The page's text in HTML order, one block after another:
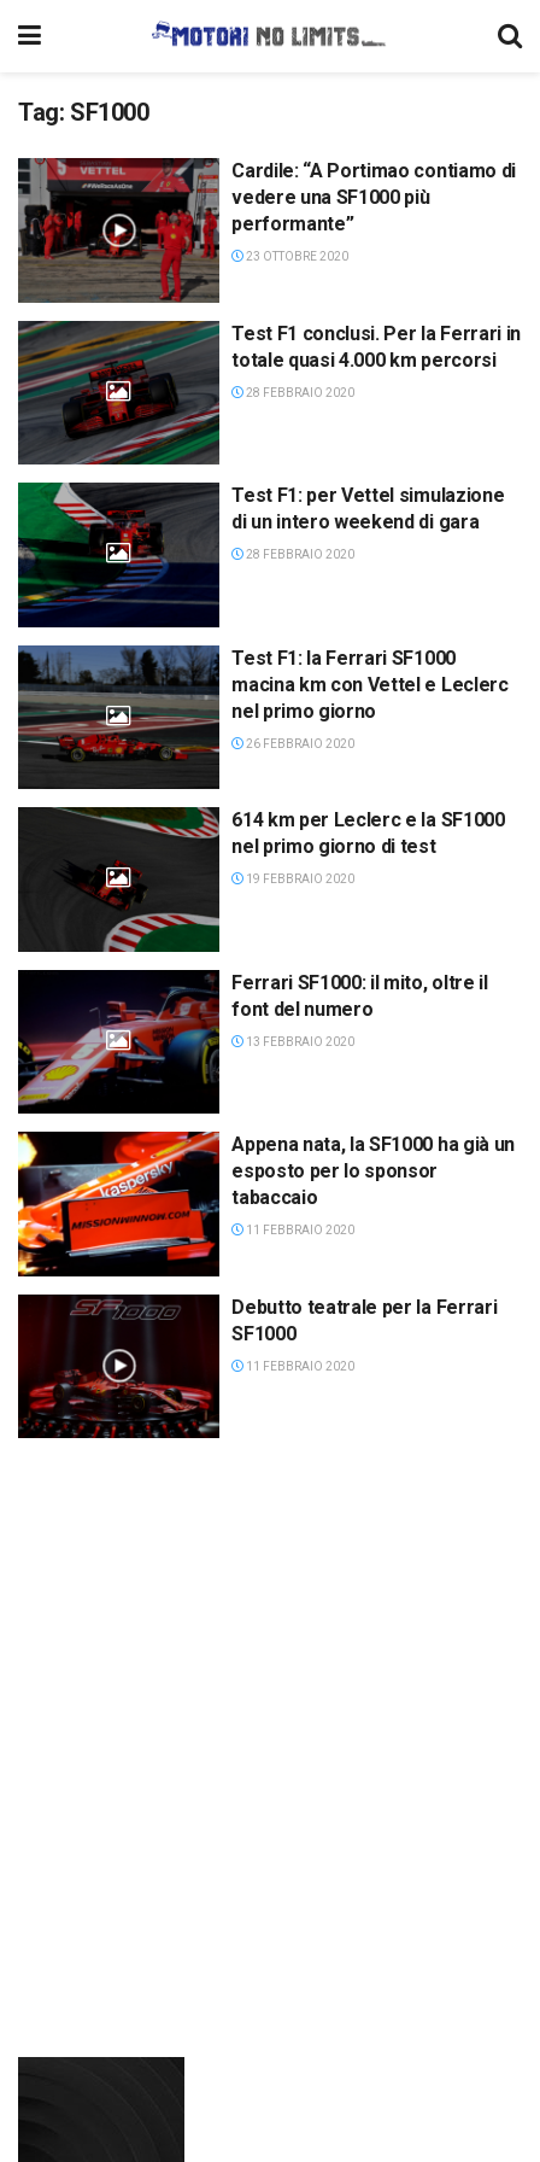
Tag: SF1000
Cardile: “A Portimao contiamo di
vedere una SF1000 più
performante”
23 OTTOBRE 2020
Test F1 conclusi. Per la Ferrari in
totale quasi 4.000 km percorsi
28 FEBBRAIO 2020
Test F1: per Vettel simulazione
di un intero weekend di gara
28 FEBBRAIO 2020
Test F1: la Ferrari SF1000
macina km con Vettel e Leclerc
nel primo giorno
26 FEBBRAIO 2020
614 km per Leclerc e la SF1000
nel primo giorno di test
19 FEBBRAIO 2020
Ferrari SF1000: il mito, oltre il
font del numero
13 FEBBRAIO 2020
Appena nata, la SF1000 ha già un
esposto per lo sponsor
tabaccaio
11 FEBBRAIO 2020
Debutto teatrale per la Ferrari
SF1000
11 FEBBRAIO 2020